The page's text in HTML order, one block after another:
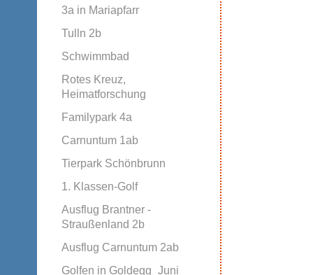
3a in Mariapfarr
Tulln 2b
Schwimmbad
Rotes Kreuz,
Heimatforschung
Familypark 4a
Carnuntum 1ab
Tierpark Schönbrunn
1. Klassen-Golf
Ausflug Brantner -
Straußenland 2b
Ausflug Carnuntum 2ab
Golfen in Goldegg_Juni